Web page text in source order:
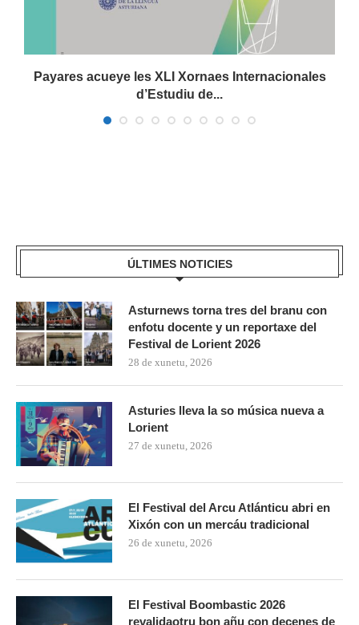
Payares acueye les XLI Xornaes Internacionales
d’Estudiu de...
ÚLTIMES NOTICIES
Asturnews torna tres del branu con
enfotu docente y un reportaxe del
Festival de Lorient 2026
28 de xunetu, 2026
Asturies lleva la so música nueva a
Lorient
27 de xunetu, 2026
El Festival del Arcu Atlánticu abri en
Xixón con un mercáu tradicional
26 de xunetu, 2026
El Festival Boombastic 2026
revalidaotru bon añu con decenes de